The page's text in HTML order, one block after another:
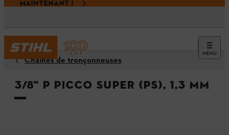
MAINTENANT !
MENU
Chaînes de tronçonneuses
3/8" P Picco Super (PS), 1,3 mm